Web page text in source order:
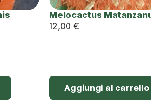
Melocactus
12,00 €
Aggiungi al carrello